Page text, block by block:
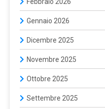
Gennaio 2026
Dicembre 2025
Novembre 2025
Ottobre 2025
Settembre 2025